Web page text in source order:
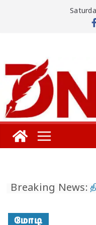
Breaking News:
மோடி